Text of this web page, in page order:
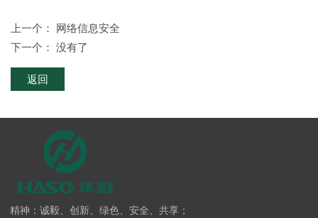
上一个： 网络信息安全
下一个： 没有了
返回
精神：诚毅、创新、绿色、安全、共享；